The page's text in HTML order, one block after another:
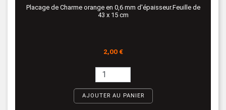
Placage de Charme orange en 0,6 mm d'épaisseur.Feuille de
43 x 15 cm
Prix
2,00 €
AJOUTER AU PANIER